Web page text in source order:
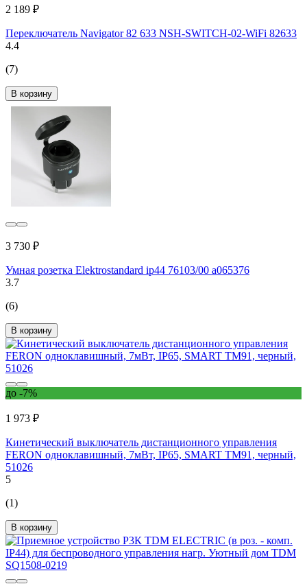
2 189 ₽
Переключатель Navigator 82 633 NSH-SWITCH-02-WiFi 82633
4.4
(7)
В корзину
3 730 ₽
Умная розетка Elektrostandard ip44 76103/00 a065376
3.7
(6)
В корзину
до -7%
1 973 ₽
Кинетический выключатель дистанционного управления
FERON одноклавишный, 7мВт, IP65, SMART TM91, черный,
51026
5
(1)
В корзину